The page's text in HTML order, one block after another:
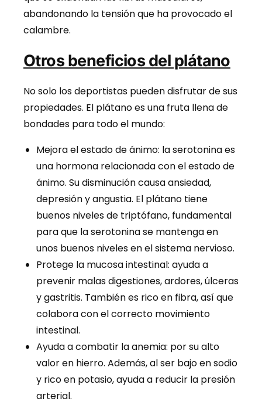
abandonando la tensión que ha provocado el
calambre.
Otros beneficios del plátano
No solo los deportistas pueden disfrutar de sus
propiedades. El plátano es una fruta llena de
bondades para todo el mundo:
Mejora el estado de ánimo: la serotonina es
una hormona relacionada con el estado de
ánimo. Su disminución causa ansiedad,
depresión y angustia. El plátano tiene
buenos niveles de triptófano, fundamental
para que la serotonina se mantenga en
unos buenos niveles en el sistema nervioso.
Protege la mucosa intestinal: ayuda a
prevenir malas digestiones, ardores, úlceras
y gastritis. También es rico en fibra, así que
colabora con el correcto movimiento
intestinal.
Ayuda a combatir la anemia: por su alto
valor en hierro. Además, al ser bajo en sodio
y rico en potasio, ayuda a reducir la presión
arterial.